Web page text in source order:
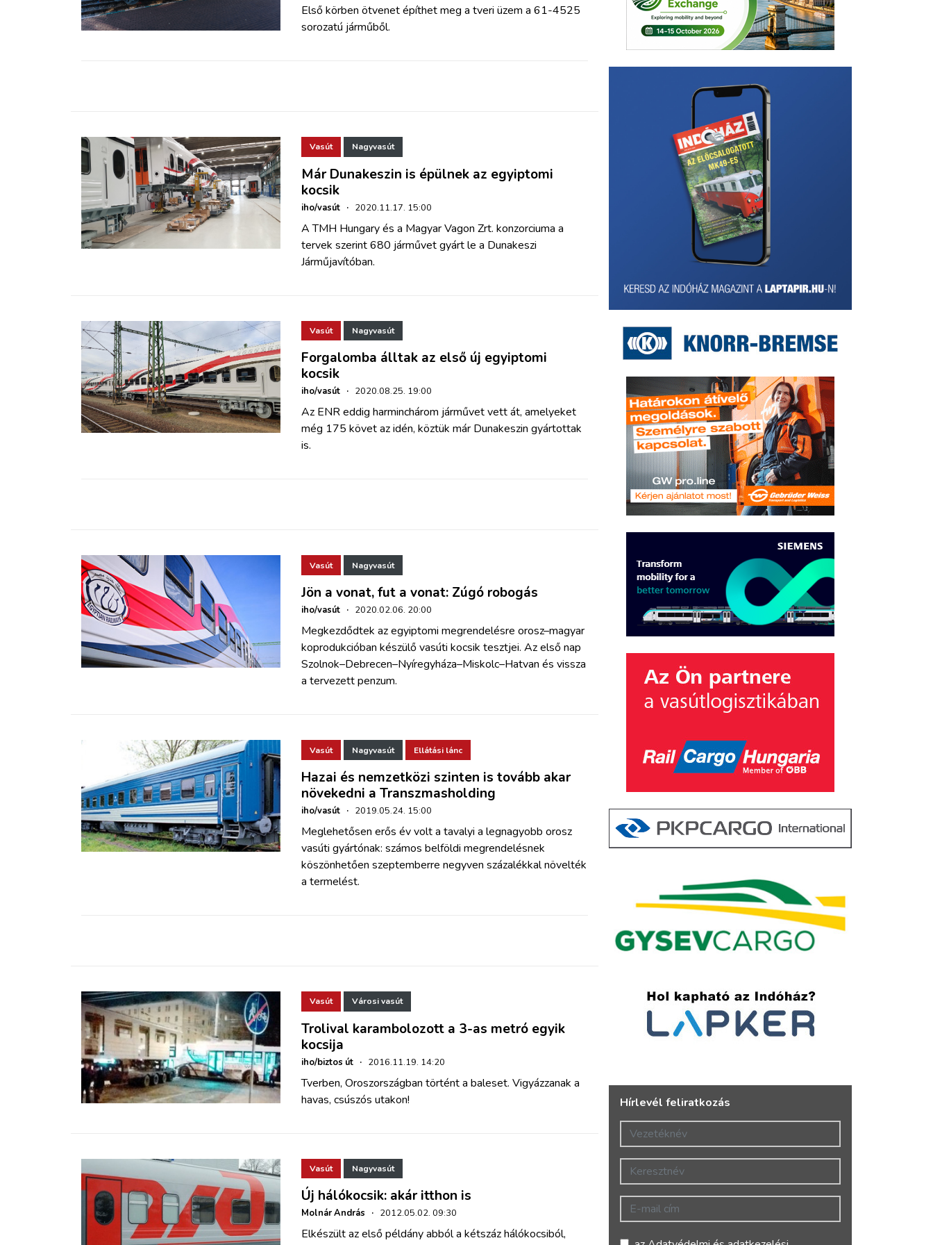
WEBSHOP
BELÉPÉS
REGISZTRÁCIÓ
Első körben ötvenet építhet meg a tveri üzem a 61-4525
sorozatú járműből.
Vasút Nagyvasút
Már Dunakeszin is épülnek az egyiptomi
kocsik
iho/vasút · 2020.11.17. 15:00
A TMH Hungary és a Magyar Vagon Zrt. konzorciuma a
tervek szerint 680 járművet gyárt le a Dunakeszi
Járműjavítóban.
Vasút Nagyvasút
Forgalomba álltak az első új egyiptomi
kocsik
iho/vasút · 2020.08.25. 19:00
Az ENR eddig harminchárom járművet vett át, amelyeket
még 175 követ az idén, köztük már Dunakeszin gyártottak
is.
Vasút Nagyvasút
Jön a vonat, fut a vonat: Zúgó robogás
iho/vasút · 2020.02.06. 20:00
Megkezdődtek az egyiptomi megrendelésre orosz–magyar
koprodukcióban készülő vasúti kocsik tesztjei. Az első nap
Szolnok–Debrecen–Nyíregyháza–Miskolc–Hatvan és vissza
a tervezett penzum.
Vasút Nagyvasút Ellátási lánc
Hazai és nemzetközi szinten is tovább akar
növekedni a Transzmasholding
iho/vasút · 2019.05.24. 15:00
Meglehetősen erős év volt a tavalyi a legnagyobb orosz
vasúti gyártónak: számos belföldi megrendelésnek
köszönhetően szeptemberre negyven százalékkal növelték
a termelést.
Vasút Városi vasút
Trolival karambolozott a 3-as metró egyik
kocsija
iho/biztos út · 2016.11.19. 14:20
Tverben, Oroszországban történt a baleset. Vigyázzanak a
havas, csúszós utakon!
Vasút Nagyvasút
Új hálókocsik: akár itthon is
Molnár András · 2012.05.02. 09:30
Elkészült az első példány abból a kétszáz hálókocsiból,
Hírlevél feliratkozás
Vezetéknév
Keresztnév
E-mail cím